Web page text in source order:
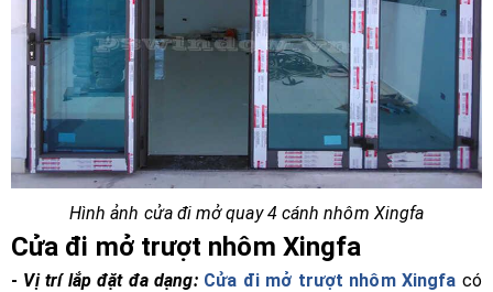
Hình ảnh cửa đi mở quay 4 cánh nhôm Xingfa
Cửa đi mở trượt nhôm Xingfa
- Vị trí lắp đặt đa dạng: Cửa đi mở trượt nhôm Xingfa có